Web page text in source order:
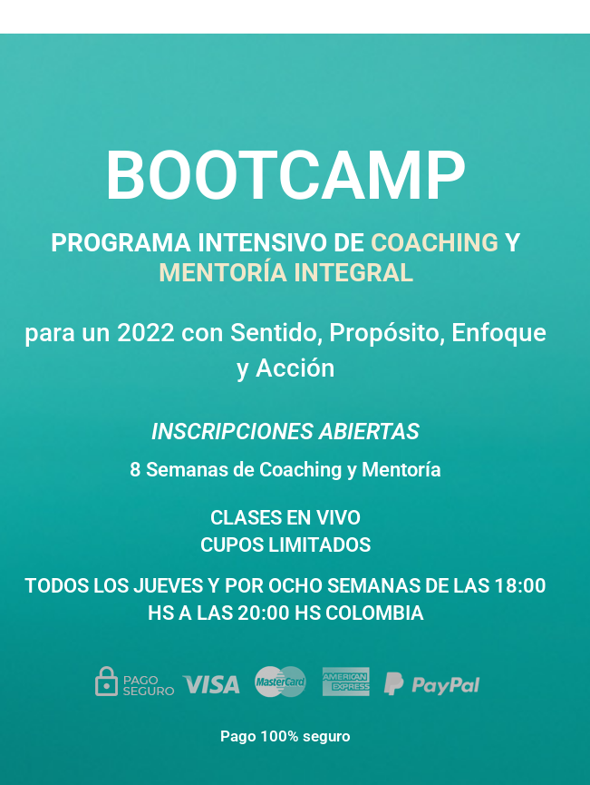
BOOTCAMP
PROGRAMA INTENSIVO DE COACHING Y
MENTORÍA INTEGRAL
para un 2022 con Sentido, Propósito, Enfoque
y Acción
INSCRIPCIONES ABIERTAS
8 Semanas de Coaching y Mentoría
CLASES EN VIVO
CUPOS LIMITADOS
TODOS LOS JUEVES Y POR OCHO SEMANAS DE LAS 18:00
HS A LAS 20:00 HS COLOMBIA
Pago 100% seguro